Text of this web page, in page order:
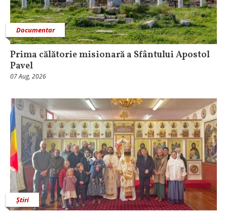
Documentar
Prima călătorie misionară a Sfântului Apostol
Pavel
07 Aug, 2026
Știri